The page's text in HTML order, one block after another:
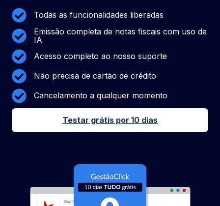
Todas as funcionalidades liberadas
Emissão completa de notas fiscais com uso de
IA
Acesso completo ao nosso suporte
Não precisa de cartão de crédito
Cancelamento a qualquer momento
Testar grátis por 10 dias